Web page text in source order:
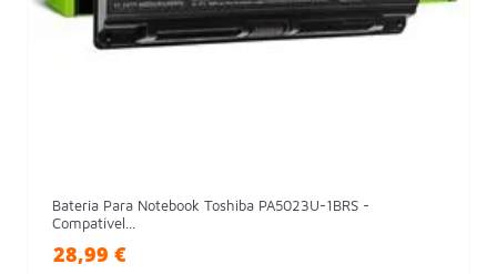
Bateria Para Notebook Toshiba PA5023U-1BRS -
Compatível...
28,99 €